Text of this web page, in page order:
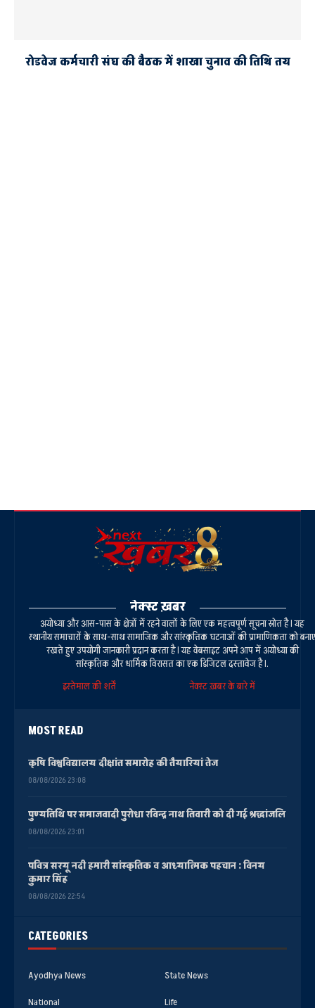
रोडवेज कर्मचारी संघ की बैठक में शाखा चुनाव की तिथि तय
CATEGORIES
Ayodhya News
State News
National
Life
नेक्स्ट ख़बर
अयोध्या और आस-पास के क्षेत्रों में रहने वालों के लिए एक महत्वपूर्ण सूचना स्रोत है। यह
स्थानीय समाचारों के साथ-साथ सामाजिक और सांस्कृतिक घटनाओं की प्रामाणिकता को बनाए
रखते हुए उपयोगी जानकारी प्रदान करता है। यह वेबसाइट अपने आप में अयोध्या की
सांस्कृतिक और धार्मिक विरासत का एक डिजिटल दस्तावेज है।.
इस्तेमाल की शर्तें
नेक्स्ट ख़बर के बारे में
MOST READ
कृषि विश्वविद्यालय दीक्षांत समारोह की तैयारियां तेज
08/08/2026 23:08
पुण्यतिथि पर समाजवादी पुरोधा रविन्द्र नाथ तिवारी को दी गई श्रद्धांजलि
08/08/2026 23:01
पवित्र सरयू नदी हमारी सांस्कृतिक व आध्यात्मिक पहचान : विनय
कुमार सिंह
08/08/2026 22:54